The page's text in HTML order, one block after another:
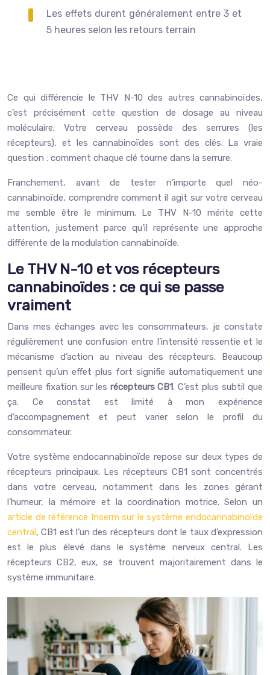
Les effets durent généralement entre 3 et
5 heures selon les retours terrain
Ce qui différencie le THV N-10 des autres cannabinoïdes,
c’est précisément cette question de dosage au niveau
moléculaire. Votre cerveau possède des serrures (les
récepteurs), et les cannabinoïdes sont des clés. La vraie
question : comment chaque clé tourne dans la serrure.
Franchement, avant de tester n’importe quel néo-
cannabinoïde, comprendre comment il agit sur votre cerveau
me semble être le minimum. Le THV N-10 mérite cette
attention, justement parce qu’il représente une approche
différente de la modulation cannabinoïde.
Le THV N-10 et vos récepteurs
cannabinoïdes : ce qui se passe
vraiment
Dans mes échanges avec les consommateurs, je constate
régulièrement une confusion entre l’intensité ressentie et le
mécanisme d’action au niveau des récepteurs. Beaucoup
pensent qu’un effet plus fort signifie automatiquement une
meilleure fixation sur les récepteurs CB1. C’est plus subtil que
ça. Ce constat est limité à mon expérience
d’accompagnement et peut varier selon le profil du
consommateur.
Votre système endocannabinoïde repose sur deux types de
récepteurs principaux. Les récepteurs CB1 sont concentrés
dans votre cerveau, notamment dans les zones gérant
l’humeur, la mémoire et la coordination motrice. Selon un
article de référence Inserm sur le système endocannabinoïde
central , CB1 est l’un des récepteurs dont le taux d’expression
est le plus élevé dans le système nerveux central. Les
récepteurs CB2, eux, se trouvent majoritairement dans le
système immunitaire.